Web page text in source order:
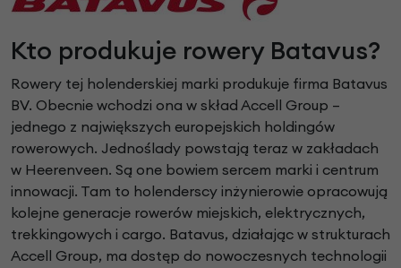
Kto produkuje rowery Batavus?
Rowery tej holenderskiej marki produkuje firma Batavus
BV. Obecnie wchodzi ona w skład Accell Group –
jednego z największych europejskich holdingów
rowerowych. Jednoślady powstają teraz w zakładach
w Heerenveen. Są one bowiem sercem marki i centrum
innowacji. Tam to holenderscy inżynierowie opracowują
kolejne generacje rowerów miejskich, elektrycznych,
trekkingowych i cargo. Batavus, działając w strukturach
Accell Group, ma dostęp do nowoczesnych technologii